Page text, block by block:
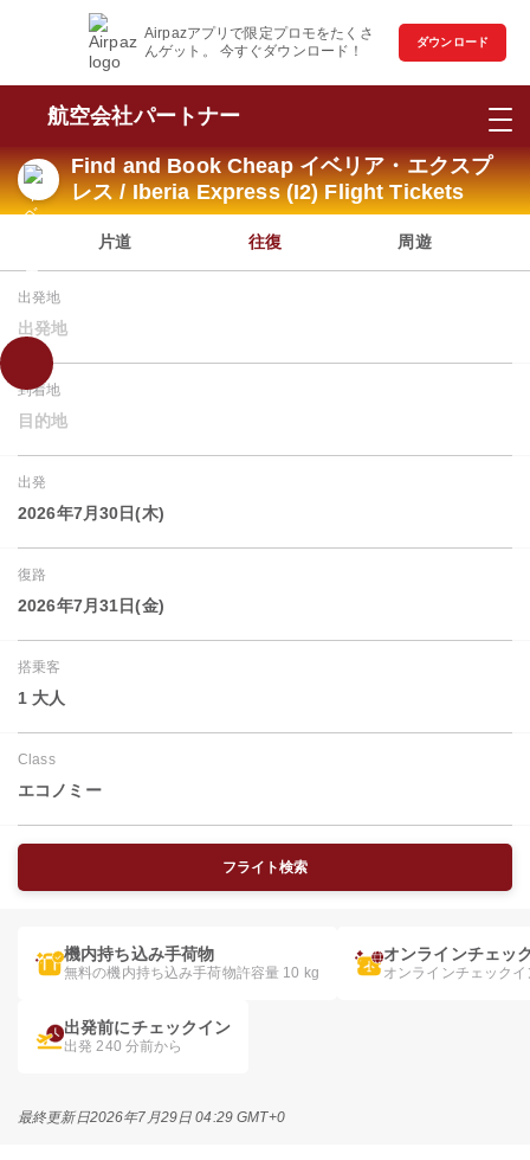
Airpazアプリで限定プロモをたくさ
んゲット。 今すぐダウンロード！
ダウンロード
航空会社パートナー
Find and Book Cheap イベリア・エクスプ
レス / Iberia Express (I2) Flight Tickets
片道 往復 周遊
出発地
出発地
到着地
目的地
出発
2026年7月30日(木)
復路
2026年7月31日(金)
搭乗客
1 大人
Class
エコノミー
フライト検索
機内持ち込み手荷物
無料の機内持ち込み手荷物許容量 10 kg
オンラインチェッ
オンラインチェック
出発前にチェックイン
出発 240 分前から
最終更新日2026年7月29日 04:29 GMT+0